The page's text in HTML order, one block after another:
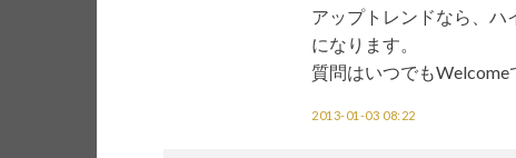
アップトレンドなら、ハ
になります。
質問はいつでもWelcome
2013-01-03 08:22